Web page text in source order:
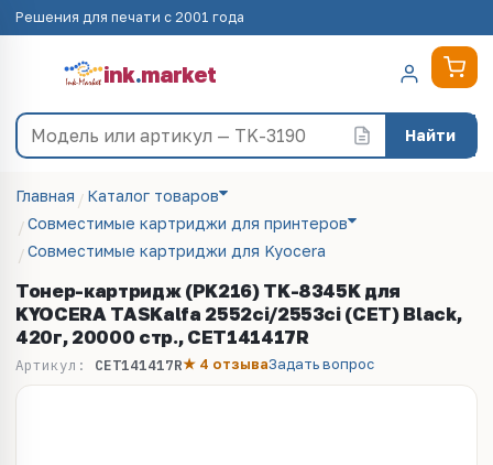
Решения для печати с 2001 года
ink.market
Найти
Главная
Каталог товаров
Совместимые картриджи для принтеров
Совместимые картриджи для Kyocera
Тонер-картридж (PK216) TK-8345K для
KYOCERA TASKalfa 2552ci/2553ci (CET) Black,
420г, 20000 стр., CET141417R
Артикул: CET141417R★ 4 отзываЗадать вопрос